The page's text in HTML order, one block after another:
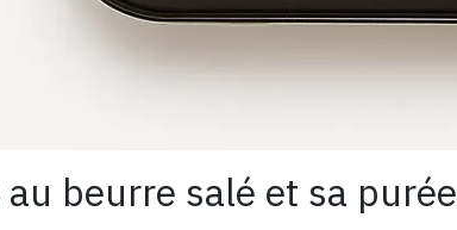
beurre salé et sa purée